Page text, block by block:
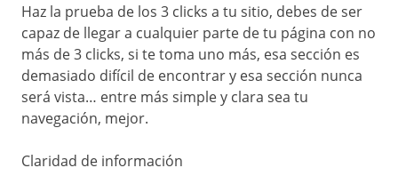
Haz la prueba de los 3 clicks a tu sitio, debes de ser
capaz de llegar a cualquier parte de tu página con no
más de 3 clicks, si te toma uno más, esa sección es
demasiado difícil de encontrar y esa sección nunca
será vista… entre más simple y clara sea tu
navegación, mejor.
Claridad de información